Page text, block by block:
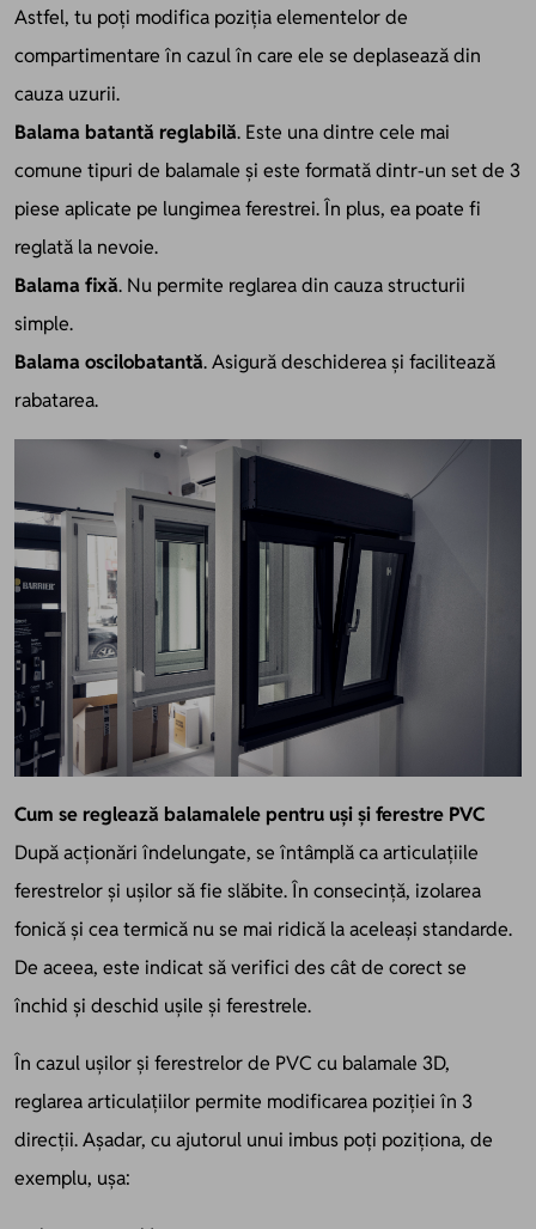
Astfel, tu poți modifica poziția elementelor de
compartimentare în cazul în care ele se deplasează din
cauza uzurii.
Balama batantă reglabilă. Este una dintre cele mai
comune tipuri de balamale și este formată dintr-un set de 3
piese aplicate pe lungimea ferestrei. În plus, ea poate fi
reglată la nevoie.
Balama fixă. Nu permite reglarea din cauza structurii
simple.
Balama oscilobatantă. Asigură deschiderea și facilitează
rabatarea.
Cum se reglează balamalele pentru uși și ferestre PVC
După acționări îndelungate, se întâmplă ca articulațiile
ferestrelor și ușilor să fie slăbite. În consecință, izolarea
fonică și cea termică nu se mai ridică la aceleași standarde.
De aceea, este indicat să verifici des cât de corect se
închid și deschid ușile și ferestrele.
În cazul ușilor și ferestrelor de PVC cu balamale 3D,
reglarea articulațiilor permite modificarea poziției în 3
direcții. Așadar, cu ajutorul unui imbus poți poziționa, de
exemplu, ușa: